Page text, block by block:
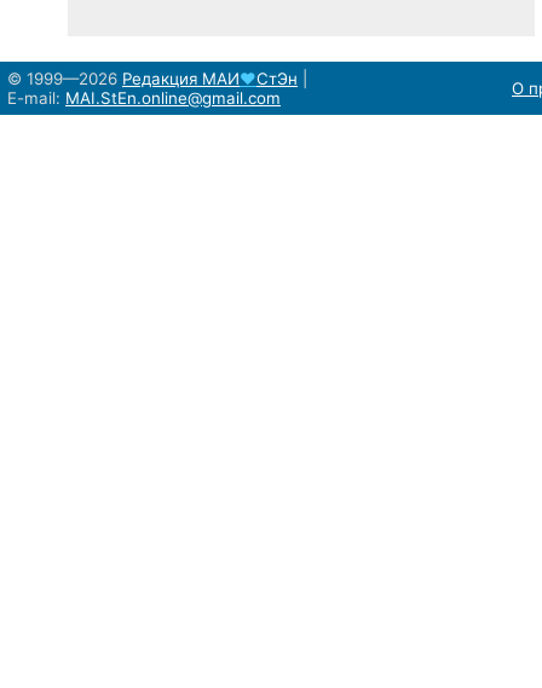
© 1999—2026 Редакция МАИ♥СтЭн
E-mail: MAI.StEn.online@gmail.com О